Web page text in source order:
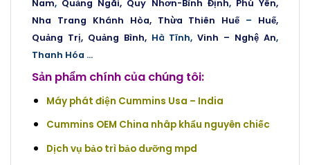
Nam, Quảng Ngãi, Quy Nhơn-Bình Định, Phú Yên,
Nha Trang Khánh Hòa, Thừa Thiên Huế – Huế,
Quảng Trị, Quảng Bình,Hà Tĩnh,Vinh – Nghệ An,
Thanh Hóa …
Sản phẩm chính của chúng tôi:
Máy phát điện Cummins Usa – India
Cummins OEM China nhâp khẩu nguyên chiếc
Dịch vụ bảo trì bảo dưỡng mpd